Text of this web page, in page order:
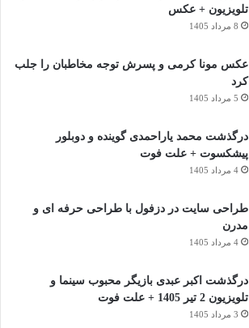
تلویزیون + عکس
8 مرداد 1405
عکس مونا کرمی و پسرش توجه مخاطبان را جلب
کرد
5 مرداد 1405
درگذشت محمد یاراحمدی گوینده و دوبلور
پیشکسوت + علت فوت
4 مرداد 1405
طراحی سایت در دزفول با طراحی حرفه‌ ای و
مدرن
4 مرداد 1405
درگذشت اکبر عبدی بازیگر محبوب سینما و
تلویزیون 2 تیر 1405 + علت فوت
3 مرداد 1405